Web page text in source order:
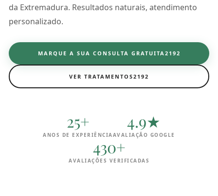
da Extremadura. Resultados naturais, atendimento
personalizado.
MARQUE A SUA CONSULTA GRATUITA
VER TRATAMENTOS
25+
ANOS DE EXPERIÊNCIA
4.9★
AVALIAÇÃO GOOGLE
430+
AVALIAÇÕES VERIFICADAS